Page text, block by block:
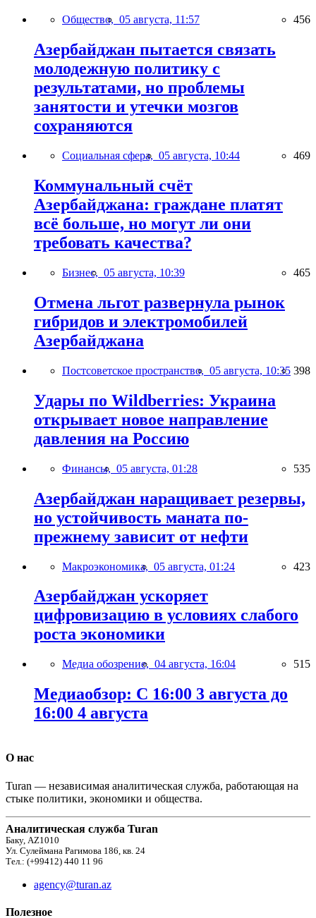
Общество, 05 августа, 11:57 456
Азербайджан пытается связать
молодежную политику с
результатами, но проблемы
занятости и утечки мозгов
сохраняются
Социальная сфера, 05 августа, 10:44 469
Коммунальный счёт
Азербайджана: граждане платят
всё больше, но могут ли они
требовать качества?
Бизнес, 05 августа, 10:39 465
Отмена льгот развернула рынок
гибридов и электромобилей
Азербайджана
Постсоветское пространство, 05 августа, 10:35 398
Удары по Wildberries: Украина
открывает новое направление
давления на Россию
Финансы, 05 августа, 01:28 535
Азербайджан наращивает резервы,
но устойчивость маната по-
прежнему зависит от нефти
Макроэкономика, 05 августа, 01:24 423
Азербайджан ускоряет
цифровизацию в условиях слабого
роста экономики
Медиа обозрение, 04 августа, 16:04 515
Медиаобзор: С 16:00 3 августа до
16:00 4 августа
О нас
Turan — независимая аналитическая служба, работающая на
стыке политики, экономики и общества.
Аналитическая служба Turan
Баку, AZ1010
Ул. Сулеймана Рагимова 186, кв. 24
Тел.: (+99412) 440 11 96
agency@turan.az
Полезное